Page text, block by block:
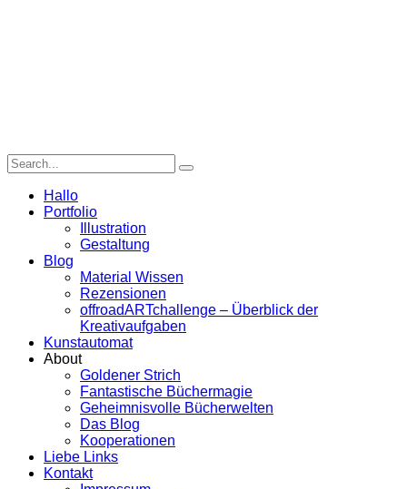
Hallo
Portfolio
Illustration
Gestaltung
Blog
Material Wissen
Rezensionen
offroadARTchallenge – Überblick der
Kreativaufgaben
Kunstautomat
About
Goldener Strich
Fantastische Büchermagie
Geheimnisvolle Bücherwelten
Das Blog
Kooperationen
Liebe Links
Kontakt